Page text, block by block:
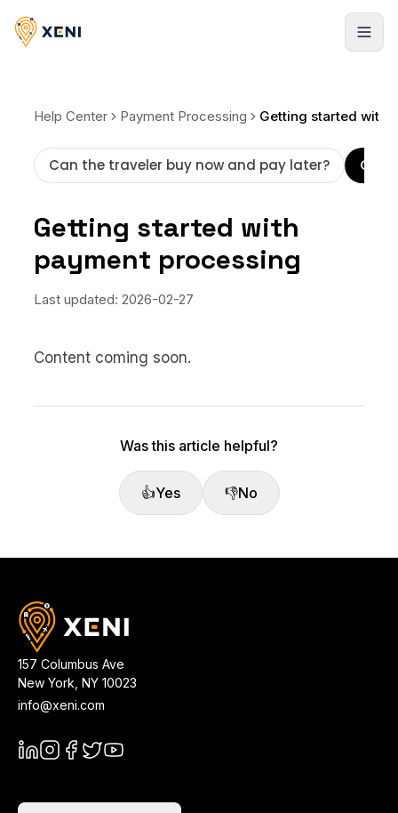
Registrarse
Help Center Payment Processing
Can the traveler buy now and pay later?
Getting started with
payment processing
Last updated: 2026-02-27
Content coming soon.
Was this article helpful?
👍Yes 👎No
157 Columbus Ave
New York NY 10023
info@xeni.com